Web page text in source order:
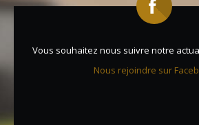
Vous souhaitez nous suivre notre
Nous rejoindre sur